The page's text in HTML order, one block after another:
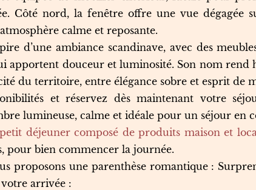
Côté nord, la fenêtre offre une vue dégagée
calme et reposante.
d’une ambiance scandinave, avec des
apportent douceur et luminosité. Son nom rend
du territoire, entre élégance sobre et esprit de
et réservez dès maintenant votre
lumineuse, calme et idéale pour un séjour en
petit déjeuner composé de produits maison et
pour bien commencer la journée.
proposons une parenthèse romantique :
arrivée :